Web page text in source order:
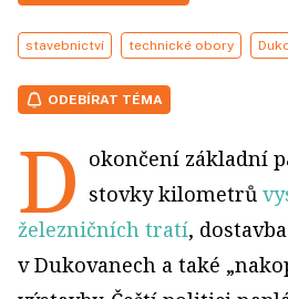
stavebnictví technické obory
ODEBÍRAT TÉMA
D okončení základní
stovky kilometrů
železničních tratí,
v Dukovanech a také